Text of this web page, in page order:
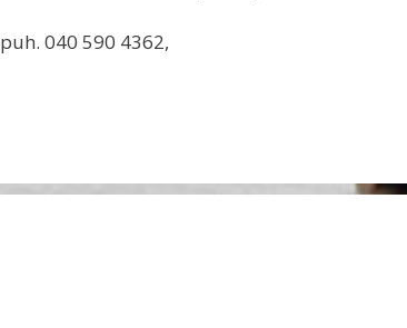
040 590 4362,